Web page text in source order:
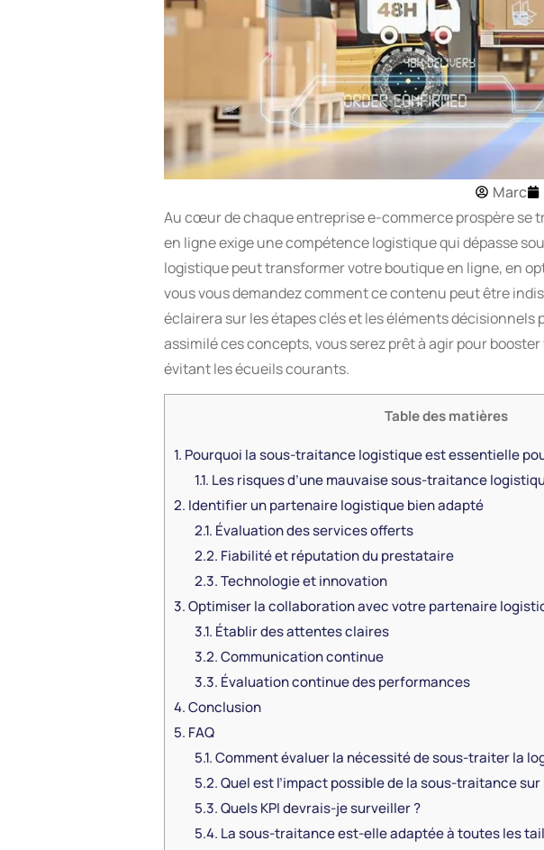
Marc
Au cœur de chaque entreprise e-commerce prospère se
en ligne exige une compétence logistique qui dépasse
logistique peut transformer votre boutique en ligne, en
vous vous demandez comment ce contenu peut être
éclairera sur les étapes clés et les éléments
assimilé ces concepts, vous serez prêt à agir pour
évitant les écueils courants.
Table des matières
1. Pourquoi la sous-traitance logistique est essentielle
1.1. Les risques d’une mauvaise sous-traitance
2. Identifier un partenaire logistique bien adapté
2.1. Évaluation des services offerts
2.2. Fiabilité et réputation du prestataire
2.3.Technologie et innovation
3.Optimiser la collaboration avec votre partenaire
3.1. Établir des attentes claires
3.2.Communication continue
3.3. Évaluation continue des performances
4.Conclusion
5. FAQ
5.1.Comment évaluer la nécessité de sous-traiter la
5.2.Quel est l’impact possible de la sous-traitance sur
5.3.Quels KPI devrais-je surveiller ?
5.4. La sous-traitance est-elle adaptée à toutes les